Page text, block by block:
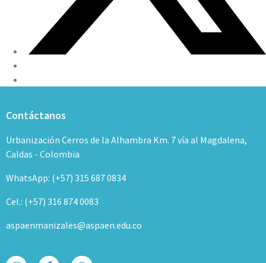
Contáctanos
Urbanización Cerros de la Alhambra Km. 7 vía al Magdalena,
Caldas - Colombia
WhatsApp: (+57) 315 687 0834
Cel.: (+57) 316 874 0083
aspaenmanizales@aspaen.edu.co